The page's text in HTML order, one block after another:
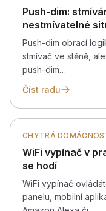
Push-dim:
nestmívatelné
Push-dim obrací
stmívač ve stěně,
push-dim…
Číst radu
CHYTRÁ
WiFi vypínač v
se hodí
WiFi vypínač
panelu, mobilní